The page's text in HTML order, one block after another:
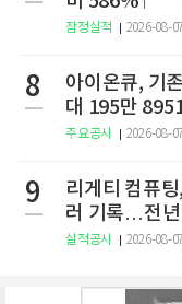
잠정실적 2026-08-
8
아이온큐, 기
대 195만
주요공시 2026-08-
9
리게티 컴퓨
러 기록…전
실적공시 2026-08-